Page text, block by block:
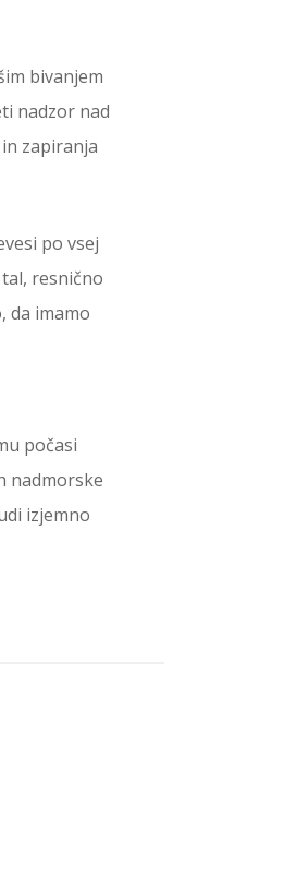
bivanjem
nadzor nad
zapiranja
po vsej
resnično
da imamo
počasi
nadmorske
izjemno